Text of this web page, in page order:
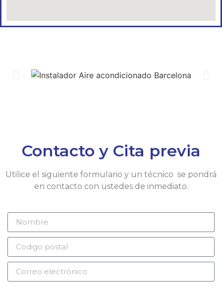
Contacto y Cita previa
Utilice el siguiente formulario y un técnico se pondrá
en contacto con ustedes de inmediato.